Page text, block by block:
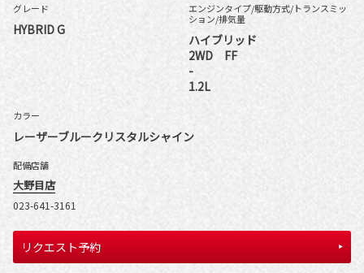
グレード
HYBRID G
エンジンタイプ/駆動方式/トランスミッ
ション/排気量
ハイブリッド
2WD FF
-
1.2L
カラー
レーザーブルークリスタルシャイン
配備店舗
大野目店
023-641-3161
リクエスト予約